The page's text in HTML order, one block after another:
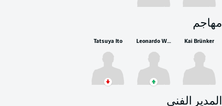
مهاجم
Kai Brünker
Leonardo Weschenfelder Scienza
Tatsuya Ito
المدير الفني